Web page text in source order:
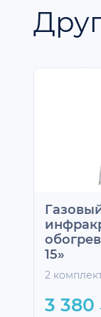
15»
2
3 380